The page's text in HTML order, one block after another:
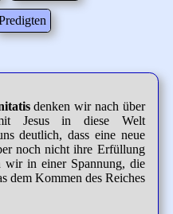
denken wir nach über
Jesus in diese Welt
deutlich, dass eine neue
noch nicht ihre Erfüllung
wir in einer Spannung, die
dem Kommen des Reiches